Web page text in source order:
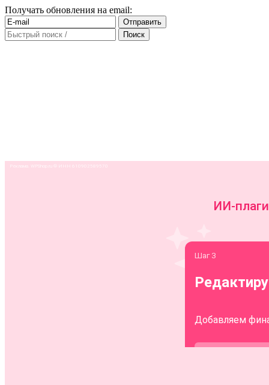
Получать обновления на email: